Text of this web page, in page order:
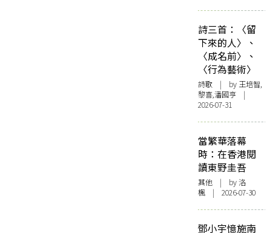
詩三首：〈留
下來的人〉、
〈成名前〉、
〈行為藝術〉
詩歌 | by 王培智,
黎喜,潘國亨 |
2026-07-31
當繁華落幕
時：在香港閱
讀東野圭吾
其他 | by洛
楓 | 2026-07-30
鄧小宇憶施南